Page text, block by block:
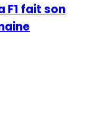
F1 fait son